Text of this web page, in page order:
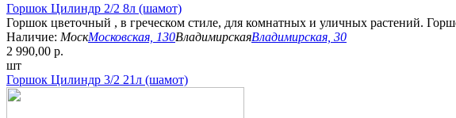
Горшок Цилиндр 2/2 8л (шамот)
Горшок цветочный , в греческом стиле, для комнатных и уличных растений.
Наличие: МоскМосковская, 130ВладимирскаяВладимирская, 30
2 990,00 р.
шт
Горшок Цилиндр 3/2 21л (шамот)